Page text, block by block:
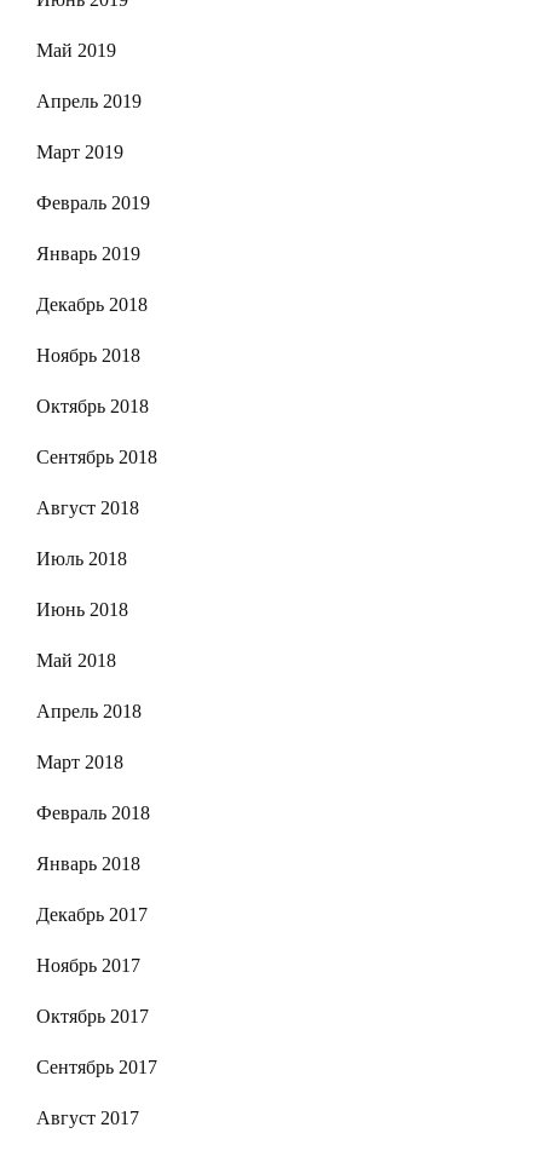
Май 2019
Апрель 2019
Март 2019
Февраль 2019
Январь 2019
Декабрь 2018
Ноябрь 2018
Октябрь 2018
Сентябрь 2018
Август 2018
Июль 2018
Июнь 2018
Май 2018
Апрель 2018
Март 2018
Февраль 2018
Январь 2018
Декабрь 2017
Ноябрь 2017
Октябрь 2017
Сентябрь 2017
Август 2017